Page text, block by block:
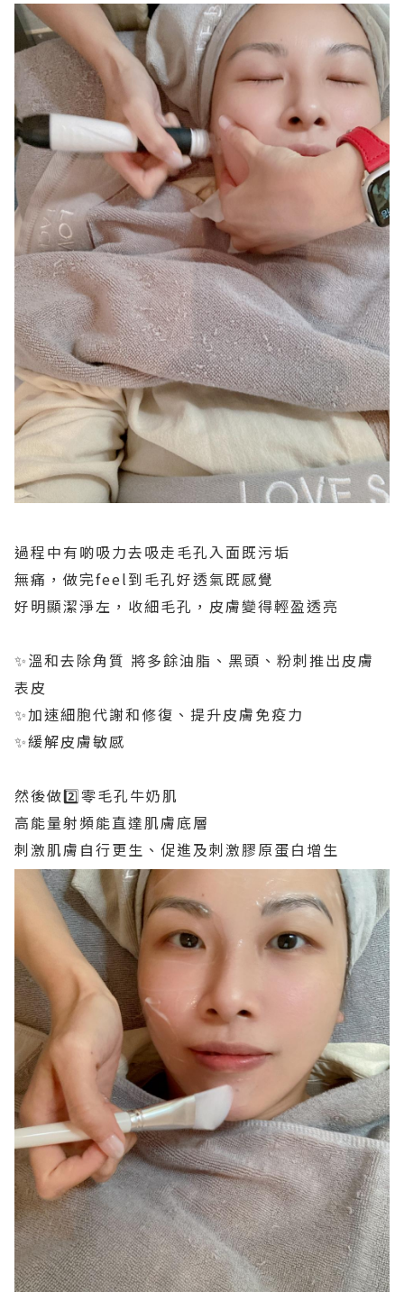
過程中有啲吸力去吸走毛孔入面既污垢
無痛，做完feel到毛孔好透氣既感覺
好明顯潔淨左，收細毛孔，皮膚變得輕盈透亮
✨溫和去除角質 將多餘油脂、黑頭、粉刺推出皮膚
表皮
✨加速細胞代謝和修復、提升皮膚免疫力
✨緩解皮膚敏感
然後做2️⃣零毛孔牛奶肌
高能量射頻能直達肌膚底層
刺激肌膚自行更生、促進及刺激膠原蛋白增生